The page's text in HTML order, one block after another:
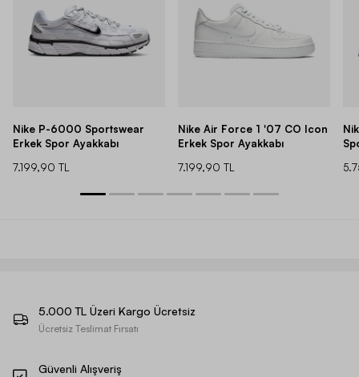
Nike P-6000 Sportswear
Erkek Spor Ayakkabı
7.199,90 TL
Nike Air Force 1 '07 CO Icon
Erkek Spor Ayakkabı
7.199,90 TL
5.000 TL Üzeri Kargo Ücretsiz
Ücretsiz Teslimat Fırsatı
Güvenli Alışveriş